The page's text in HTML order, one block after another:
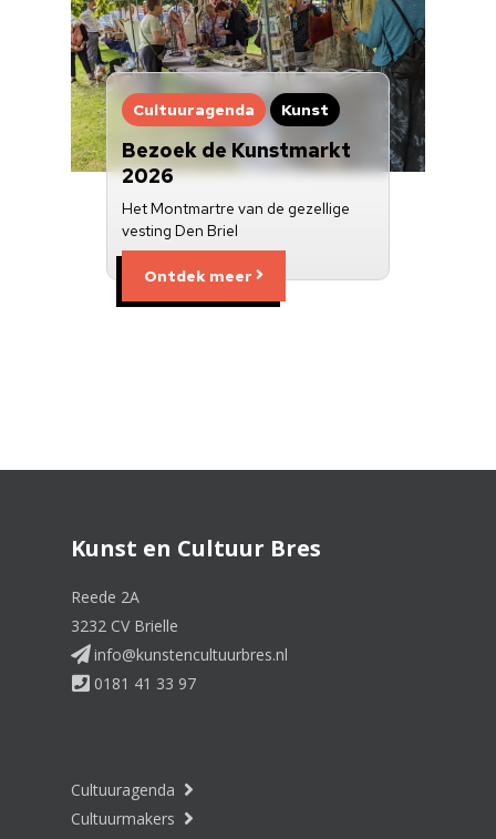
Cultuuragenda Kunst
Bezoek de Kunstmarkt
2026
Het Montmartre van de gezellige
vesting Den Briel
Ontdek meer
Kunst en Cultuur Bres
Reede 2A
3232 CV Brielle
info@kunstencultuurbres.nl
0181 41 33 97
Cultuuragenda
Cultuurmakers